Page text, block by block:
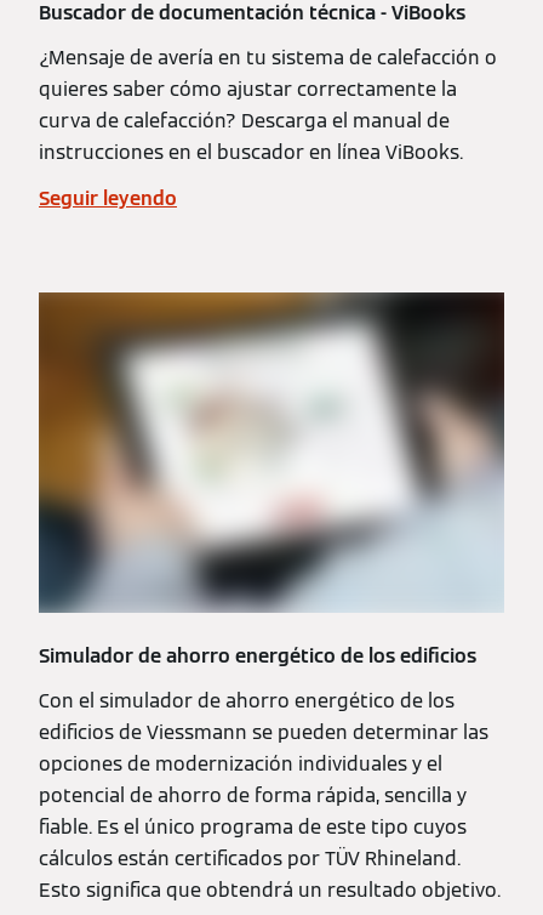
Buscador de documentación técnica - ViBooks
¿Mensaje de avería en tu sistema de calefacción o
quieres saber cómo ajustar correctamente la
curva de calefacción? Descarga el manual de
instrucciones en el buscador en línea ViBooks.
Seguir leyendo
Simulador de ahorro energético de los edificios
Con el simulador de ahorro energético de los
edificios de Viessmann se pueden determinar las
opciones de modernización individuales y el
potencial de ahorro de forma rápida, sencilla y
fiable. Es el único programa de este tipo cuyos
cálculos están certificados por TÜV Rhineland.
Esto significa que obtendrá un resultado objetivo.